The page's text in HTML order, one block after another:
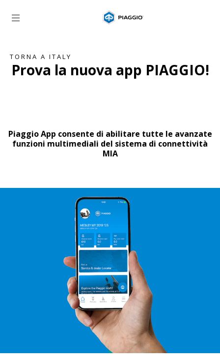
Vai al contenuto principale
TORNA A ITALY
Prova la nuova app PIAGGIO!
Piaggio App consente di abilitare tutte le avanzate
funzioni multimediali del sistema di connettività
MIA